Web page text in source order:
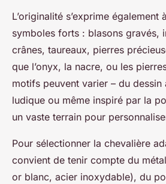
L’originalité s’exprime également
symboles forts : blasons gravés,
crânes, taureaux, pierres
que l’onyx, la nacre, ou les
motifs peuvent varier – du
ludique ou même inspiré par la
un vaste terrain pour
Pour sélectionner la chevalière
convient de tenir compte du
or blanc, acier inoxydable), du